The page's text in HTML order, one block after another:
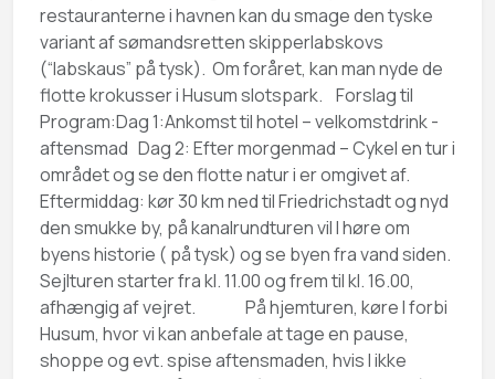
restauranterne i havnen kan du smage den tyske
variant af sømandsretten skipperlabskovs
(“labskaus” på tysk). Om foråret, kan man nyde de
flotte krokusser i Husum slotspark. Forslag til
Program:Dag 1:Ankomst til hotel – velkomstdrink -
aftensmad Dag 2: Efter morgenmad – Cykel en tur i
området og se den flotte natur i er omgivet af.
Eftermiddag: kør 30 km ned til Friedrichstadt og nyd
den smukke by, på kanalrundturen vil I høre om
byens historie ( på tysk) og se byen fra vand siden.
Sejlturen starter fra kl. 11.00 og frem til kl. 16.00,
afhængig af vejret. På hjemturen, køre I forbi
Husum, hvor vi kan anbefale at tage en pause,
shoppe og evt. spise aftensmaden, hvis I ikke